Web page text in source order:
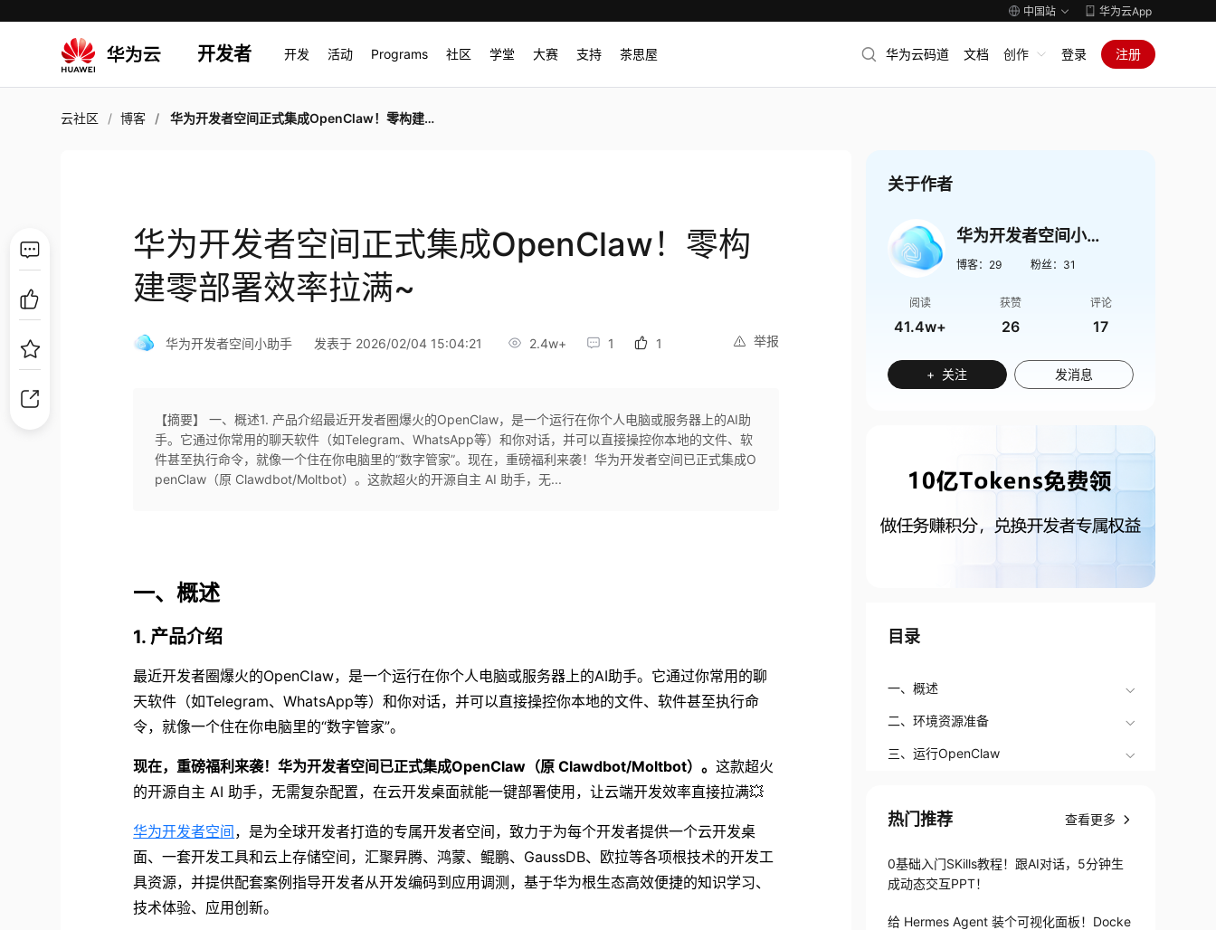
中国站 华为云App
开发者 开发 活动 Programs 社区 学堂 大赛 支持 茶思屋 华为云码道 文档 创作 登录 注册
云社区 博客 华为开发者空间正式集成OpenClaw！零构建零部署效率拉满~
华为开发者空间正式集成OpenClaw！零构
建零部署效率拉满~
举报
华为开发者空间小助手 发表于 2026/02/04 15:04:21 2.4w+ 1 1
【摘要】 一、概述1. 产品介绍最近开发者圈爆火的OpenClaw，是一个运行在你个人电脑或服务器上的AI助
手。它通过你常用的聊天软件（如Telegram、WhatsApp等）和你对话，并可以直接操控你本地的文件、软
件甚至执行命令，就像一个住在你电脑里的“数字管家”。现在，重磅福利来袭！华为开发者空间已正式集成O
penClaw（原 Clawdbot/Moltbot）。这款超火的开源自主 AI 助手，无...
一、概述
1. 产品介绍
最近开发者圈爆火的OpenClaw，是一个运行在你个人电脑或服务器上的AI助手。它通过你常用的聊
天软件（如Telegram、WhatsApp等）和你对话，并可以直接操控你本地的文件、软件甚至执行命
令，就像一个住在你电脑里的“数字管家”。
现在，重磅福利来袭！华为开发者空间已正式集成OpenClaw（原 Clawdbot/Moltbot）。这款超火
的开源自主 AI 助手，无需复杂配置，在云开发桌面就能一键部署使用，让云端开发效率直接拉满💥
华为开发者空间 ，是为全球开发者打造的专属开发者空间，致力于为每个开发者提供一个云开发桌
面、一套开发工具和云上存储空间，汇聚昇腾、鸿蒙、鲲鹏、GaussDB、欧拉等各项根技术的开发工
具资源，并提供配套案例指导开发者从开发编码到应用调测，基于华为根生态高效便捷的知识学习、
技术体验、应用创新。
关于作者
华为开发者空间小助手
博客： 29 粉丝： 31
阅读
41.4w+
获赞
26
评论
17
+ 关注 发消息
目录
一、概述
二、环境资源准备
三、运行OpenClaw
热门推荐 查看更多
0基础入门SKills教程！跟AI对话，5分钟生
成动态交互PPT！
给 Hermes Agent 装个可视化面板！Docke